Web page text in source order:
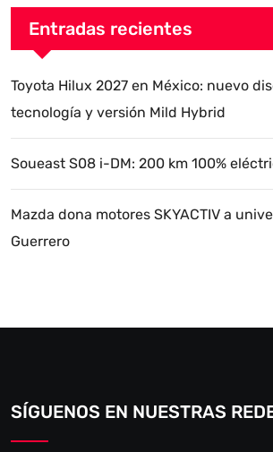
Entradas recientes
Toyota Hilux 2027 en México: nuevo
tecnología y versión Mild Hybrid
Soueast S08 i-DM: 200 km 100%
Mazda dona motores SKYACTIV a
Guerrero
SÍGUENOS EN NUESTRAS